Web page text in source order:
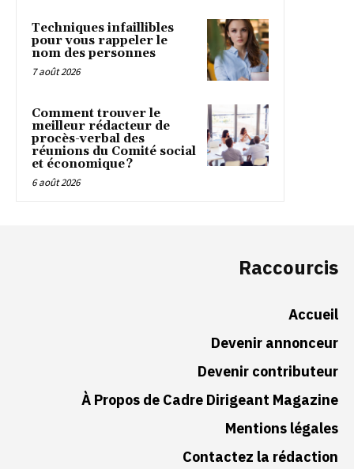
Techniques infaillibles
pour vous rappeler le
nom des personnes
7 août 2026
Comment trouver le
meilleur rédacteur de
procès-verbal des
réunions du Comité social
et économique ?
6 août 2026
Raccourcis
Accueil
Devenir annonceur
Devenir contributeur
À Propos de Cadre Dirigeant Magazine
Mentions légales
Contactez la rédaction